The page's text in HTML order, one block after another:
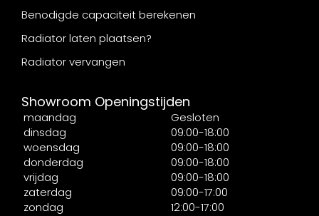
Benodigde capaciteit berekenen
Radiator laten plaatsen?
Radiator vervangen
Showroom Openingstijden
maandag
Gesloten
dinsdag
09:00-18:00
woensdag
09:00-18:00
donderdag
09:00-18:00
vrijdag
09:00-18:00
zaterdag
09:00-17:00
zondag
12:00-17:00